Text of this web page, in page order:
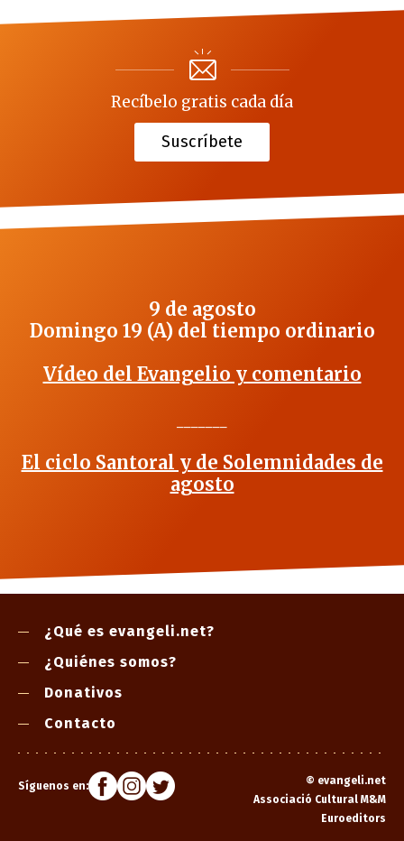
Recíbelo gratis cada día
Suscríbete
9 de agosto
Domingo 19 (A) del tiempo ordinario
Vídeo del Evangelio y comentario
El ciclo Santoral y de Solemnidades de
agosto
¿Qué es evangeli.net?
¿Quiénes somos?
Donativos
Contacto
Síguenos en: © evangeli.net
Associació Cultural M&M
Euroeditors